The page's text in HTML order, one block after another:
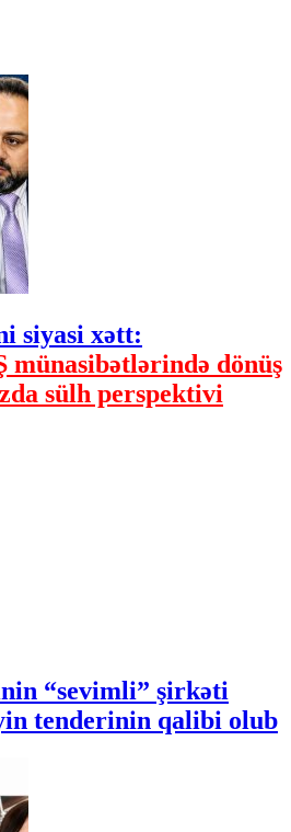
siyasi xətt:
münasibətlərində dönüş
sülh perspektivi
“sevimli” şirkəti
tenderinin qalibi olub